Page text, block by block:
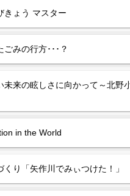
きょう マスター
みの行方･･･？
未来の眩しさに向かって～北野
in the World
くり「矢作川でみぃつけた！」